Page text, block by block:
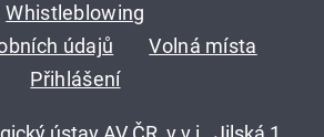
Whistleblowing
údajů
Volná místa
Přihlášení